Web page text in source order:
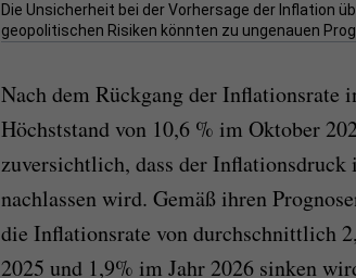
Die Unsicherheit bei der Vorhersage der Inflation
geopolitischen Risiken könnten zu ungenauen
Nach dem Rückgang der Inflationsrate
Höchststand von 10,6 % im Oktober
zuversichtlich, dass der
nachlassen wird. Gemäß ihren
die Inflationsrate von durchschnittlich
2025 und 1,9% im Jahr 2026 sinken